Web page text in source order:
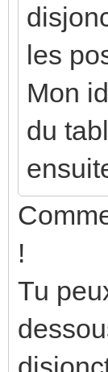
les
Mon
du
!
Tu